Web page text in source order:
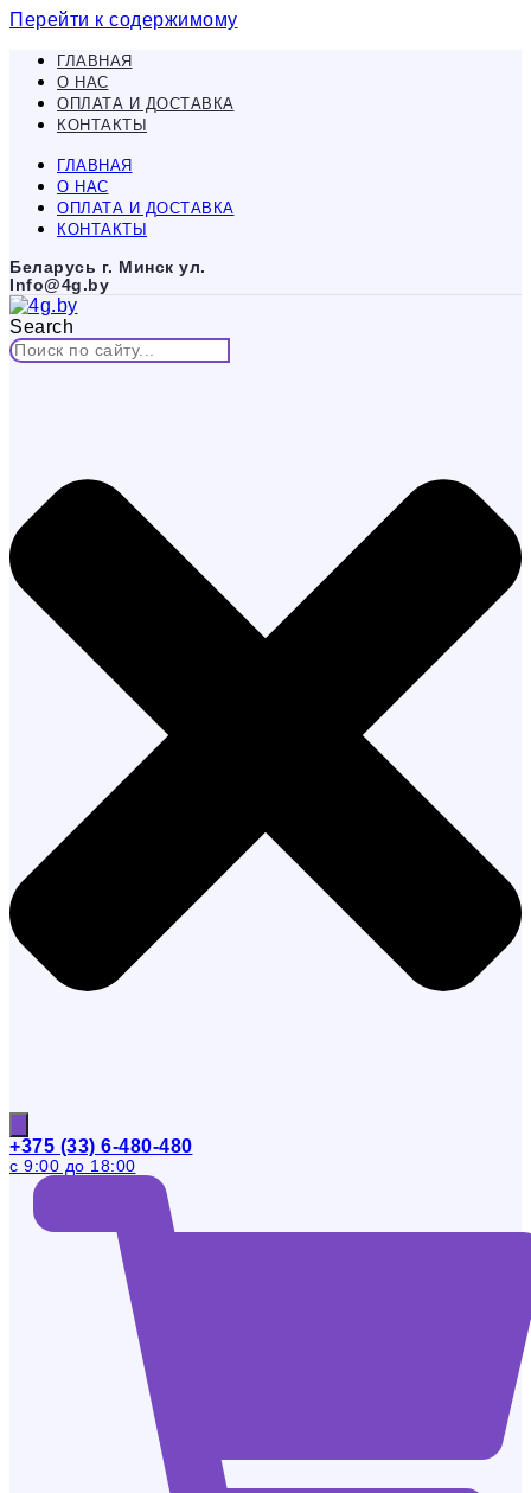
Перейти к содержимому
ГЛАВНАЯ
О НАС
ОПЛАТА И ДОСТАВКА
КОНТАКТЫ
ГЛАВНАЯ
О НАС
ОПЛАТА И ДОСТАВКА
КОНТАКТЫ
Беларусь г. Минск ул.
Info@4g.by
Search
+375 (33) 6-480-480
с 9:00 до 18:00